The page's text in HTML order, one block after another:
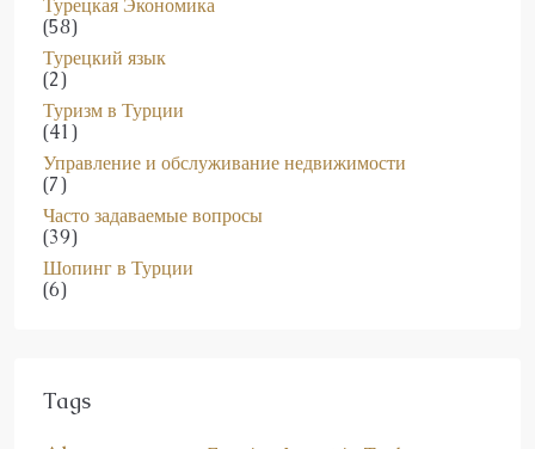
Турецкая Экономика
(58)
Турецкий язык
(2)
Туризм в Турции
(41)
Управление и обслуживание недвижимости
(7)
Часто задаваемые вопросы
(39)
Шопинг в Турции
(6)
Tags